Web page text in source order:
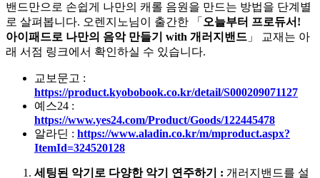
밴드만으로 손쉽게 나만의 캐롤 음원을 만드는 방법을 단계별
로 살펴봅니다. 오렌지노님이 출간한 「 오늘부터 프로듀서!
아이패드로 나만의 음악 만들기 with 개러지밴드 」 교재는 아
래 서점 링크에서 확인하실 수 있습니다.
교보문고 :
https://product.kyobobook.co.kr/detail/S000209071127
예스24 :
https://www.yes24.com/Product/Goods/122445478
알라딘 : https://www.aladin.co.kr/m/mproduct.aspx?
ItemId=324520128
세팅된 악기로 다양한 악기 연주하기 : 개러지밴드를 설